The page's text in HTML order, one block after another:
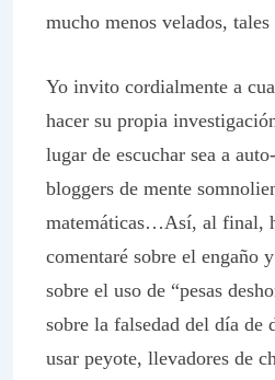
mucho menos velados, tales
Yo invito cordialmente a
hacer su propia
lugar de escuchar sea a
bloggers de mente
matemáticas…Así, al final,
comentaré sobre el engaño
sobre el uso de “pesas
sobre la falsedad del día de
usar peyote, llevadores de